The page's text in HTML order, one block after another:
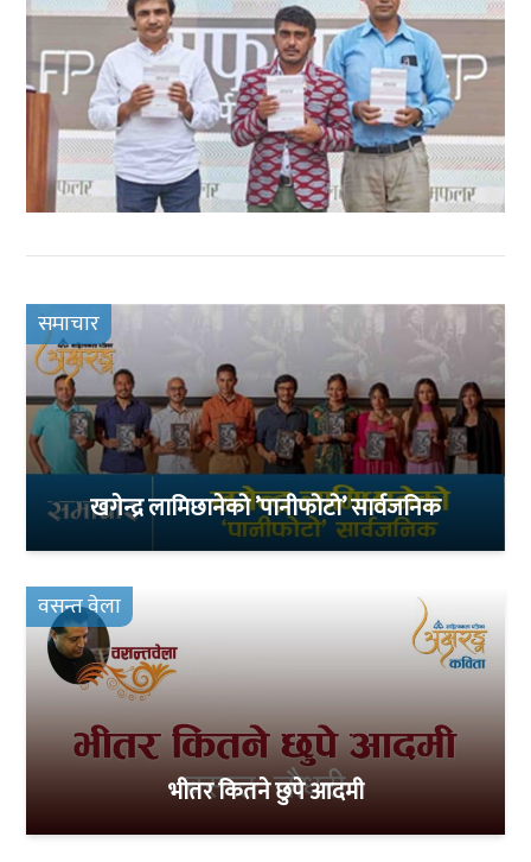
समाचार
खगेन्द्र लामिछानेको ’पानीफोटो’ सार्वजनिक
वसन्त वेला
भीतर कितने छुपे आदमी